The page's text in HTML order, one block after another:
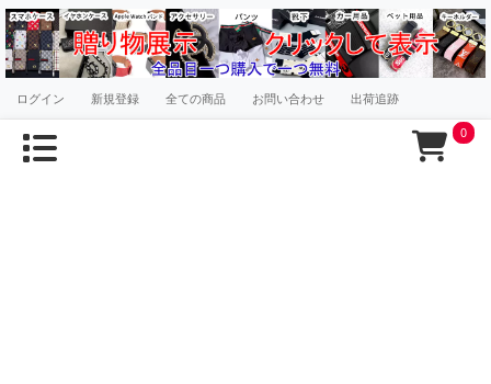
ログイン 新規登録 全ての商品 お問い合わせ 出荷追跡
0